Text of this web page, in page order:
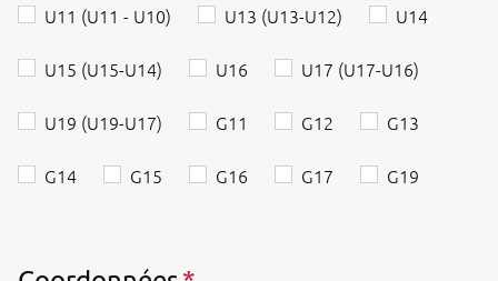
U11 (U11 - U10)
U13 (U13-U12) U14
U15 (U15-U14) U16 U17 (U17-U16)
U19 (U19-U17) G11 G12 G13
G14 G15 G16 G17 G19